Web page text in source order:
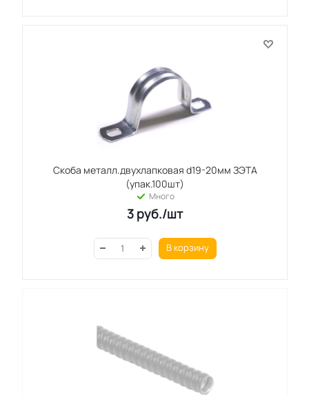
Скоба металл.двухлапковая d19-20мм ЗЭТА
(упак.100шт)
Много
3 руб./шт
В корзину